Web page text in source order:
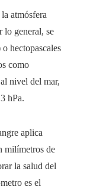
atmósfera
lo general, se
hectopascales
como
nivel del mar,
hPa.
aplica
milímetros de
la salud del
es el